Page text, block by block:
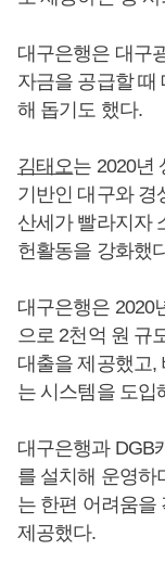
대구은행은 대구
자금을 공급할 때
해 돕기도 했다.
김태오는 2020년
기반인 대구와 경
산세가 빨라지자
헌활동을 강화했
대구은행은 2020
으로 2천억 원 규
대출을 제공했고,
는 시스템을 도입
대구은행과 DGB
를 설치해 운영하
는 한편 어려움을
제공했다.